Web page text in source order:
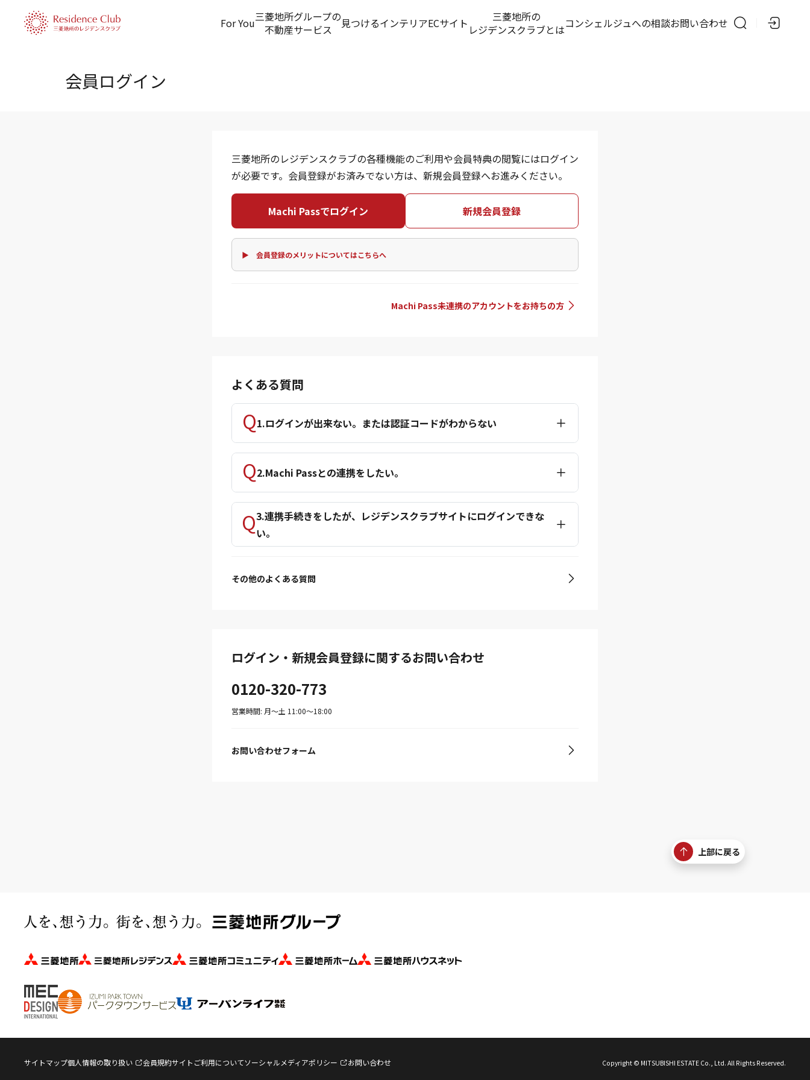
For You三菱地所グループの
不動産サービス
見つけるインテリアECサイト
三菱地所の
レジデンスクラブとはコンシェルジュへの相談お問い合わせ
会員ログイン
三菱地所のレジデンスクラブの各種機能のご利用や会員特典の閲覧にはログイン
が必要です。会員登録がお済みでない方は、新規会員登録へお進みください。
Machi Passでログイン 新規会員登録
▶ 会員登録のメリットについてはこちらへ
Machi Pass未連携のアカウントをお持ちの方
よくある質問
1.ログインが出来ない。または認証コードがわからない
2.Machi Passとの連携をしたい。
3.連携手続きをしたが、レジデンスクラブサイトにログインできな
い。
その他のよくある質問
ログイン・新規会員登録に関するお問い合わせ
0120-320-773
営業時間: 月〜土 11:00〜18:00
お問い合わせフォーム
上部に戻る
サイトマップ個人情報の取り扱い 会員規約サイトご利用についてソーシャルメディアポリシー お問い合わせ Copyright © MITSUBISHI ESTATE Co., Ltd. All Rights Reserved.